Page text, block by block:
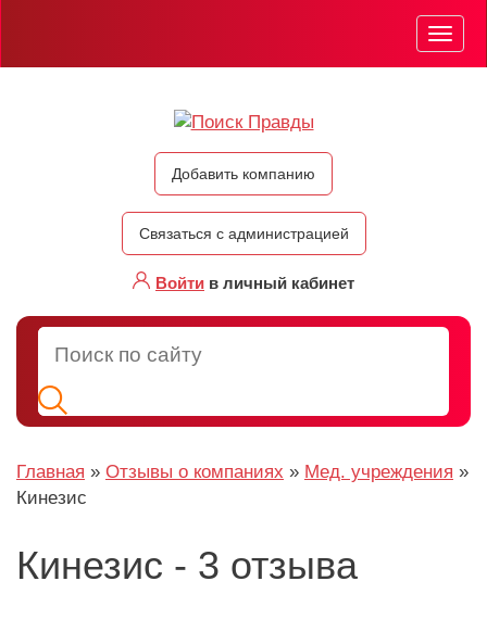
Добавить компанию
Связаться с администрацией
Войти в личный кабинет
Меню
Главная » Отзывы о компаниях » Мед. учреждения »
Кинезис
Кинезис - 3 отзыва